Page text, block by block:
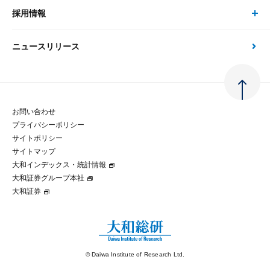
大和総研の強み
先端テクノロジーに基づく新たな価値の創出
政策分析
金融経済教育等
コラム
大和インデックス・統計情報
次世代社会への貢献
マルチステークホルダー方針
パートナーシップ構築宣言
会社情報 トップ
会社概要・役員一覧
大和総研の歩み
グループ会社
採用情報
採用情報 トップ
経験者採用
ニュースリリース
お問い合わせ
プライバシーポリシー
サイトポリシー
サイトマップ
大和インデックス・統計情報
大和証券グループ本社
大和証券
© Daiwa Institute of Research Ltd.